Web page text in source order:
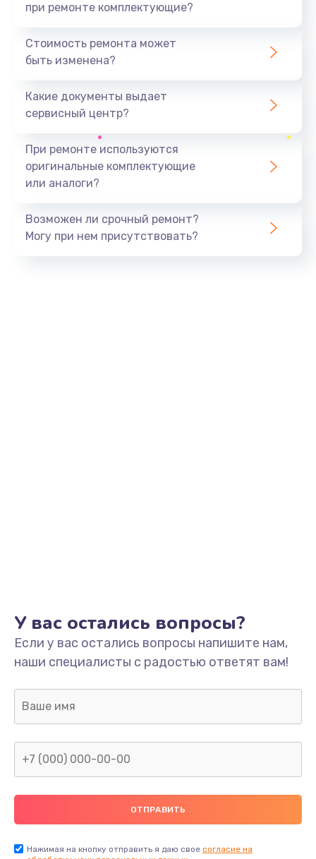
при ремонте комплектующие?
Стоимость ремонта может
быть изменена?
Какие документы выдает
сервисный центр?
При ремонте используются
оригинальные комплектующие
или аналоги?
Возможен ли срочный ремонт?
Могу при нем присутствовать?
У вас остались вопросы?
Если у вас остались вопросы напишите нам,
наши специалисты с радостью ответят вам!
Нажимая на кнопку отправить я даю свое согласие на